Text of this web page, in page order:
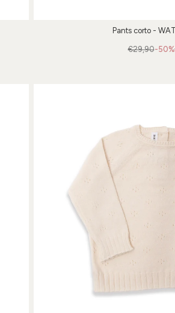
Pants corto -
-50%
€29,90